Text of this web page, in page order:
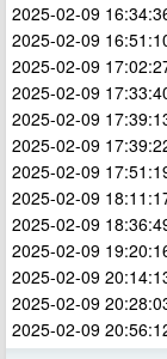
2025-02-09
2025-02-09
2025-02-09
2025-02-09
2025-02-09
2025-02-09
2025-02-09
2025-02-09
2025-02-09
2025-02-09
2025-02-09
2025-02-09
2025-02-09